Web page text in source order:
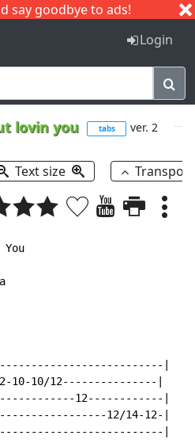
say goodbye to ads!
I J
Login
lovin you tabs ver. 2
Text size
|
10-10/12---------------|
12------------|
12/14-12-|
|